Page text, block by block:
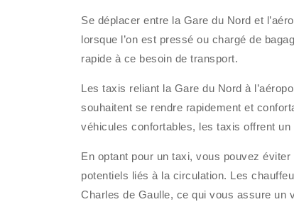
Se déplacer entre la Gare du Nord et
lorsque l’on est pressé ou chargé de
rapide à ce besoin de transport.
Les taxis reliant la Gare du Nord à
souhaitent se rendre rapidement et
véhicules confortables, les taxis offrent
En optant pour un taxi, vous pouvez
potentiels liés à la circulation. Les
Charles de Gaulle, ce qui vous assure un